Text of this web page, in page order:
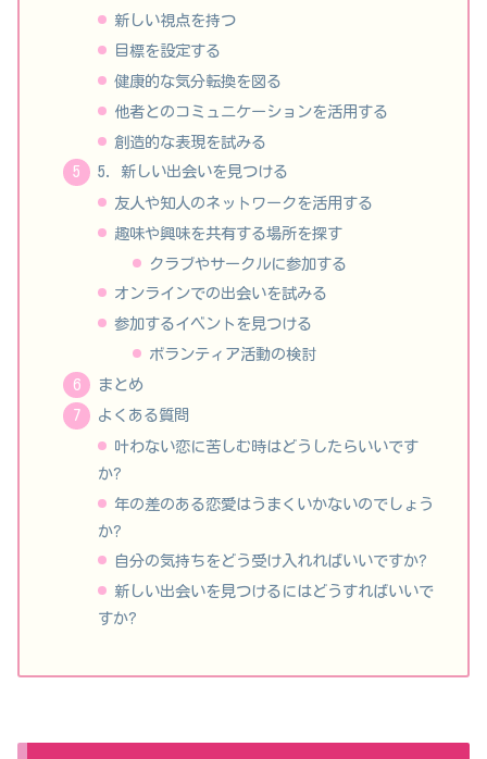
新しい視点を持つ
目標を設定する
健康的な気分転換を図る
他者とのコミュニケーションを活用する
創造的な表現を試みる
5. 新しい出会いを見つける
友人や知人のネットワークを活用する
趣味や興味を共有する場所を探す
クラブやサークルに参加する
オンラインでの出会いを試みる
参加するイベントを見つける
ボランティア活動の検討
まとめ
よくある質問
叶わない恋に苦しむ時はどうしたらいいです
か?
年の差のある恋愛はうまくいかないのでしょう
か?
自分の気持ちをどう受け入れればいいですか?
新しい出会いを見つけるにはどうすればいいで
すか?